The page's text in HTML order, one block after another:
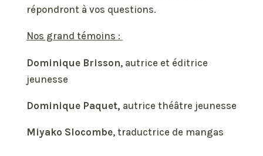
répondront à vos questions.
Nos grand témoins :
Dominique Brisson, autrice et éditrice
jeunesse
Dominique Paquet, autrice théâtre jeunesse
Miyako Slocombe, traductrice de mangas